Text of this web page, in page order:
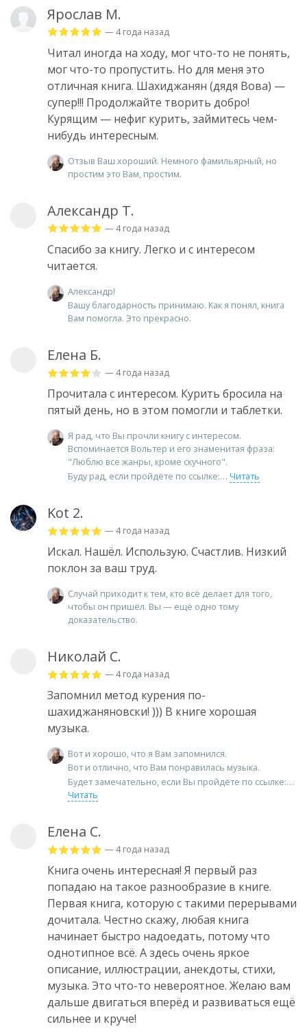
Ярослав М.
— 4 года назад
Читал иногда на ходу, мог что-то не понять,
мог что-то пропустить. Но для меня это
отличная книга. Шахиджанян (дядя Вова) —
супер!!! Продолжайте творить добро!
Курящим — нефиг курить, займитесь чем-
нибудь интересным.
Отзыв Ваш хороший. Немного фамильярный, но
простим это Вам, простим.
Александр Т.
— 4 года назад
Спасибо за книгу. Легко и с интересом
читается.
Александр!
Вашу благодарность принимаю. Как я понял, книга
Вам помогла. Это прекрасно.
Елена Б.
— 4 года назад
Прочитала с интересом. Курить бросила на
пятый день, но в этом помогли и таблетки.
Я рад, что Вы прочли книгу с интересом.
Вспоминается Вольтер и его знаменитая фраза:
"Люблю все жанры, кроме скучного".
Буду рад, если пройдёте по ссылке:
Читать
Kot 2.
— 4 года назад
Искал. Нашёл. Использую. Счастлив. Низкий
поклон за ваш труд.
Случай приходит к тем, кто всё делает для того,
чтобы он пришёл. Вы — ещё одно тому
доказательство.
Николай С.
— 4 года назад
Запомнил метод курения по-
шахиджаняновски! ))) В книге хорошая
музыка.
Вот и хорошо, что я Вам запомнился.
Вот и отлично, что Вам понравилась музыка.
Будет замечательно, если Вы пройдёте по ссылке:
Читать
Елена С.
— 4 года назад
Книга очень интересная! Я первый раз
попадаю на такое разнообразие в книге.
Первая книга, которую с такими перерывами
дочитала. Честно скажу, любая книга
начинает быстро надоедать, потому что
однотипное всё. А здесь очень яркое
описание, иллюстрации, анекдоты, стихи,
музыка. Это что-то невероятное. Желаю вам
дальше двигаться вперёд и развиваться ещё
сильнее и круче!